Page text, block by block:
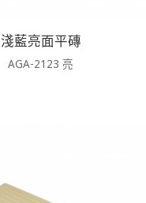
淺藍亮面平磚
AGA-2123 亮